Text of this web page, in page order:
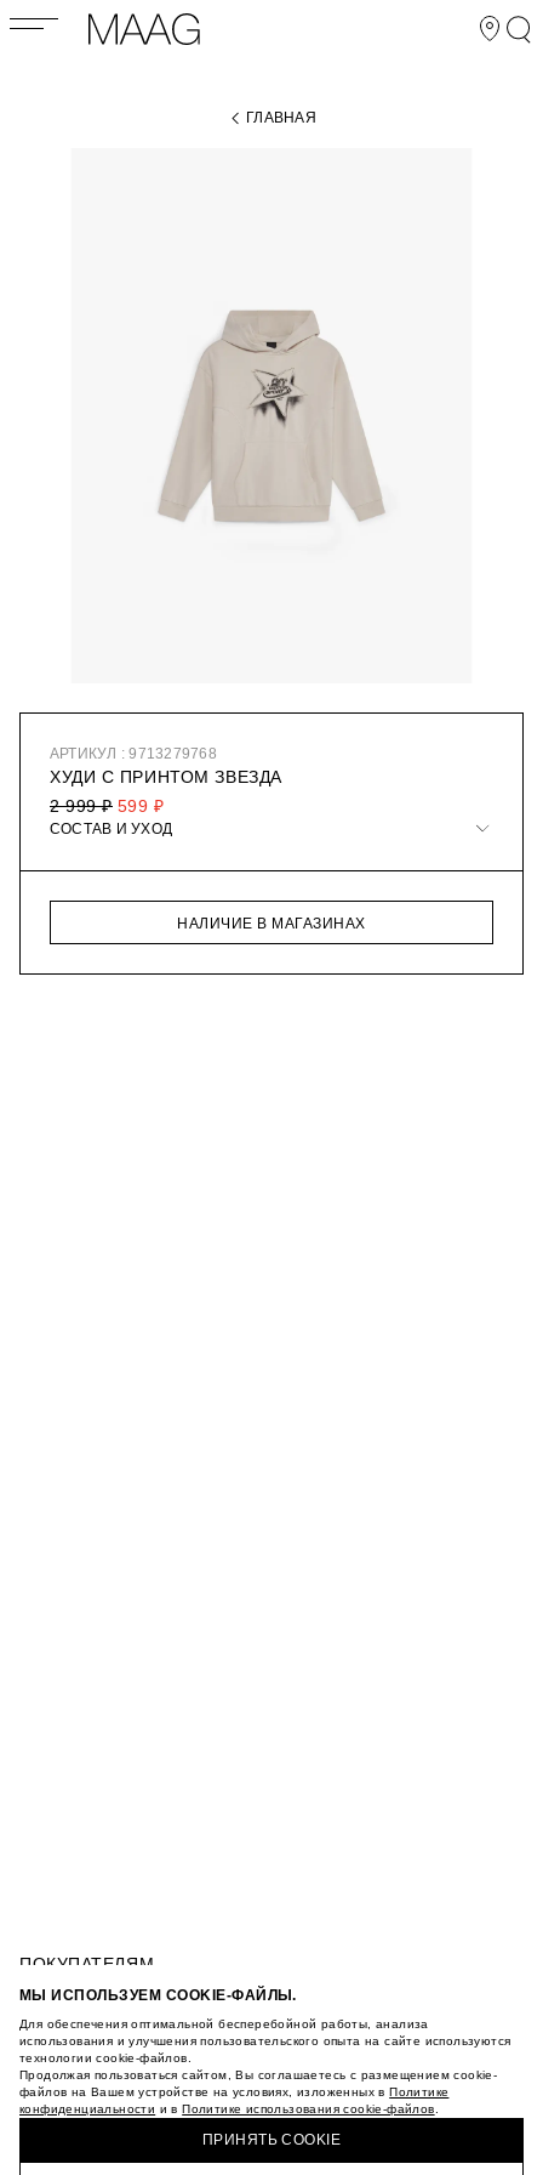
ГЛАВНАЯ
АРТИКУЛ : 9713279768
ХУДИ С ПРИНТОМ ЗВЕЗДА
599 ₽
2 999 ₽
СОСТАВ И УХОД
НАЛИЧИЕ В МАГАЗИНАХ
МЫ ИСПОЛЬЗУЕМ COOKIE-ФАЙЛЫ.
Для обеспечения оптимальной бесперебойной работы, анализа
использования и улучшения пользовательского опыта на сайте используются
технологии cookie-файлов.
Продолжая пользоваться сайтом, Вы соглашаетесь с размещением cookie-
файлов на Вашем устройстве на условиях, изложенных вПолитике
конфиденциальности и вПолитике использования cookie-файлов
ПРИНЯТЬ COOKIE
ПОКУПАТЕЛЯМ
УСЛОВИЯ ИСПОЛЬЗОВАНИЯ ПОДАРОЧНЫХ
ПОЛИТИКА КОНФИДЕНЦИАЛЬНОСТИ
ПОЛИТИКА COOKIE
УСЛОВИЯ ПОКУПКИ
О НАС
ХУДИ С ПРИНТОМ ЗВЕЗДА
КУПИТЬ + ПОЛУЧИТЬ В МАГАЗИНЕ MAAG